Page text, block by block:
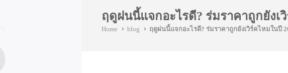
ฤดูฝนนี้แจกอะไรดี? ร่มราคาถูกยังเ
Home blog ฤดูฝนนี้แจกอะไรดี? ร่มราคาถูกยังเวิร์คไหมในปี